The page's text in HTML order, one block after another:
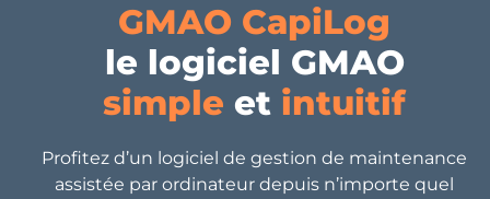
GMAO CapiLog
le logiciel GMAO
simple et intuitif
Profitez d’un logiciel de gestion de maintenance
assistée par ordinateur depuis n’importe quel